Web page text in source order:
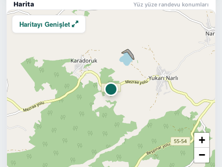
Harita Yüz yüze randevu konumları
Haritayı Genişlet
+
−